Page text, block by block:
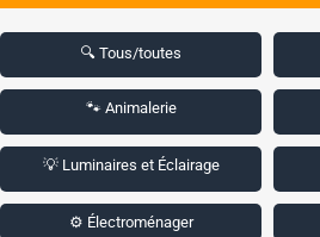
🔍 Tous/toutes
🐾 Animalerie
💡 Luminaires et Éclairage
⚙️ Électroménager